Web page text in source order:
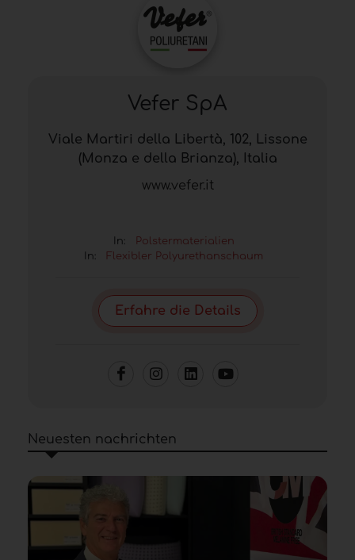
Vefer SpA
Viale Martiri della Libertà, 102, Lissone
(Monza e della Brianza), Italia
www.vefer.it
In:
Polstermaterialien
In:
Flexibler Polyurethanschaum
Erfahre die Details
Neuesten nachrichten